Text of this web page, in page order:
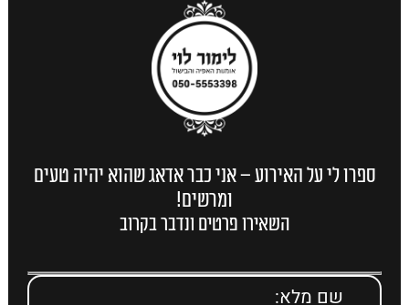
ספרו לי על האירוע – אני כבר אדאג שהוא יהיה טעים
ומרשים!
השאירו פרטים ונדבר בקרוב